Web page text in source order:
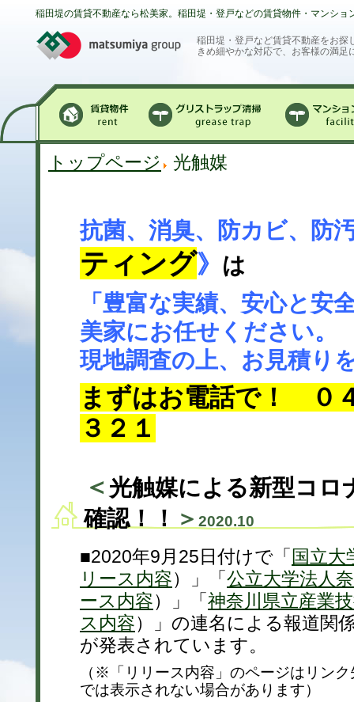
稲田堤の賃貸不動産なら松美家。稲田堤・登戸などの賃貸物件・マンショ
稲田堤・登戸など賃貸不動産をお探
きめ細やかな対応で、お客様の満足
トップページ 光触媒
抗菌、消臭、防カビ、防
ティング》 は
「豊富な実績、安心と安
美家にお任せください。
現地調査の上、お見積り
まずはお電話で！
０
３２１
＜ 光触媒による新型コロ
確認！！ ＞ 2020.10
■2020年9月25日付けで「国立大
リース内容）」「公立大学法人
ース内容）」「神奈川県立産業
ス内容）」の連名による報道関
が発表されています。
（ ※「リリース内容」のページはリン
では表示されない場合があります）